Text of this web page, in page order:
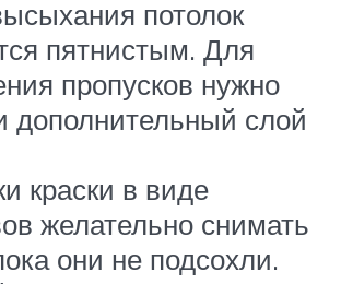
потолок
пятнистым. Для
пропусков нужно
дополнительный слой
краски в виде
желательно снимать
они не подсохли.